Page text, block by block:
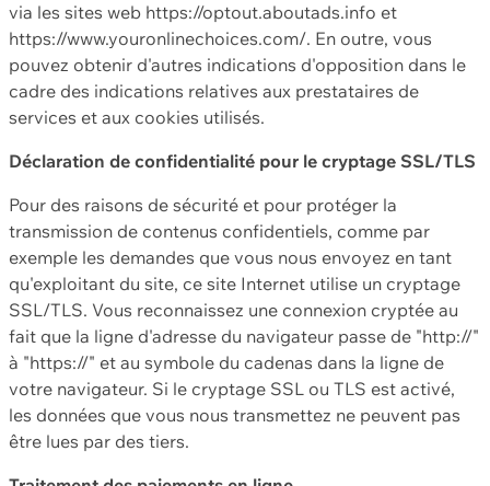
via les sites web https://optout.aboutads.info et
https://www.youronlinechoices.com/. En outre, vous
pouvez obtenir d'autres indications d'opposition dans le
cadre des indications relatives aux prestataires de
services et aux cookies utilisés.
Déclaration de confidentialité pour le cryptage SSL/TLS
Pour des raisons de sécurité et pour protéger la
transmission de contenus confidentiels, comme par
exemple les demandes que vous nous envoyez en tant
qu'exploitant du site, ce site Internet utilise un cryptage
SSL/TLS. Vous reconnaissez une connexion cryptée au
fait que la ligne d'adresse du navigateur passe de "http://"
à "https://" et au symbole du cadenas dans la ligne de
votre navigateur. Si le cryptage SSL ou TLS est activé,
les données que vous nous transmettez ne peuvent pas
être lues par des tiers.